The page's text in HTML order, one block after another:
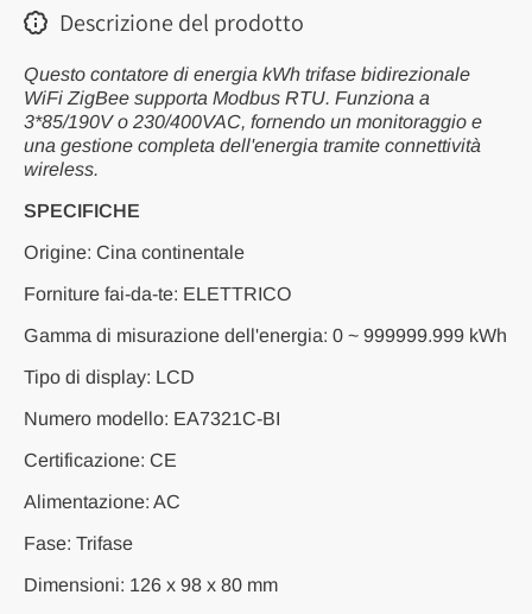
Descrizione del prodotto
Questo contatore di energia kWh trifase bidirezionale
WiFi ZigBee supporta Modbus RTU. Funziona a
3*85/190V o 230/400VAC, fornendo un monitoraggio e
una gestione completa dell'energia tramite connettività
wireless.
SPECIFICHE
Origine: Cina continentale
Forniture fai-da-te: ELETTRICO
Gamma di misurazione dell'energia: 0 ~ 999999.999 kWh
Tipo di display: LCD
Numero modello: EA7321C-BI
Certificazione: CE
Alimentazione: AC
Fase: Trifase
Dimensioni: 126 x 98 x 80 mm